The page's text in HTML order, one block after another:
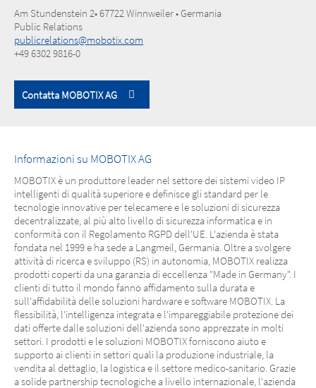
Am Stundenstein 2• 67722 Winnweiler • Germania
Public Relations
publicrelations@mobotix.com
+49 6302 9816-0
Contatta MOBOTIX AG
Informazioni su MOBOTIX AG
MOBOTIX è un produttore leader nel settore dei sistemi video IP
intelligenti di qualità superiore e definisce gli standard per le
tecnologie innovative per telecamere e le soluzioni di sicurezza
decentralizzate, al più alto livello di sicurezza informatica e in
conformità con il Regolamento RGPD dell'UE. L'azienda è stata
fondata nel 1999 e ha sede a Langmeil, Germania. Oltre a svolgere
attività di ricerca e sviluppo (RS) in autonomia, MOBOTIX realizza
prodotti coperti da una garanzia di eccellenza "Made in Germany". I
clienti di tutto il mondo fanno affidamento sulla durata e
sull'affidabilità delle soluzioni hardware e software MOBOTIX. La
flessibilità, l'intelligenza integrata e l'impareggiabile protezione dei
dati offerte dalle soluzioni dell'azienda sono apprezzate in molti
settori. I prodotti e le soluzioni MOBOTIX forniscono aiuto e
supporto ai clienti in settori quali la produzione industriale, la
vendita al dettaglio, la logistica e il settore medico-sanitario. Grazie
a solide partnership tecnologiche a livello internazionale, l'azienda